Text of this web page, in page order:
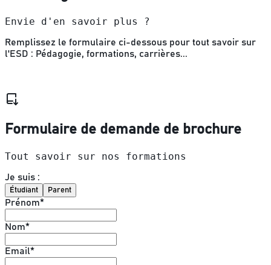
Envie d'en savoir plus ?
Remplissez le formulaire ci-dessous pour tout savoir sur
l'ESD : Pédagogie, formations, carrières...
Formulaire de demande de brochure
Tout savoir sur nos formations
Je suis :
Étudiant Parent
Prénom*
Nom*
Email*